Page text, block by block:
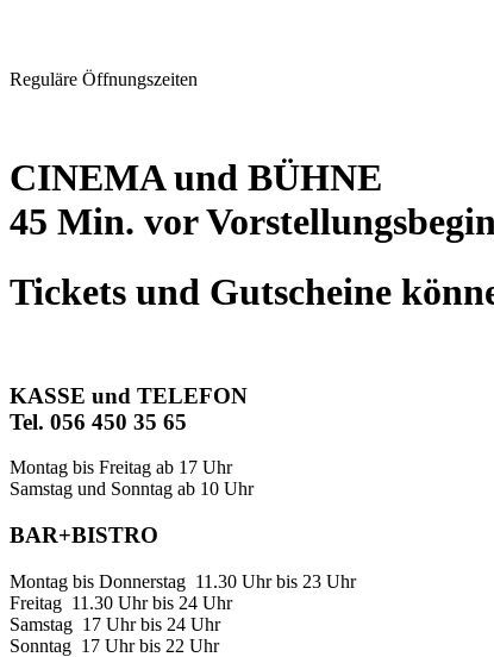
Reguläre Öffnungszeiten
CINEMA und BÜHNE
45 Min. vor
Tickets und Gutscheine
KASSE und TELEFON
Tel. 056 450 35 65
Montag bis Freitag ab 17 Uhr
Samstag und Sonntag ab 10 Uhr
BAR+BISTRO
Montag bis Donnerstag 11.30 Uhr bis 23 Uhr
Freitag 11.30 Uhr bis 24 Uhr
Samstag 17 Uhr bis 24 Uhr
Sonntag 17 Uhr bis 22 Uhr